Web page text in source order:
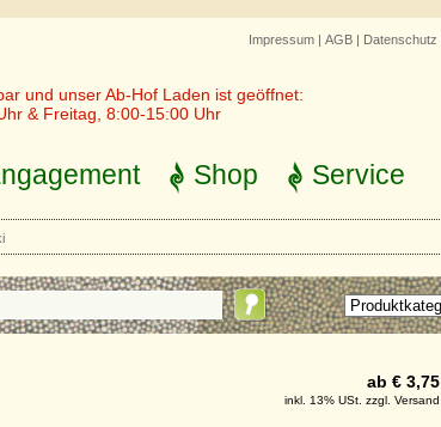
Impressum | AGB | Datenschutz
und unser Ab-Hof Laden ist geöffnet:
& Freitag, 8:00-15:00 Uhr
Shop Service
ab € 3,75
inkl. 13% USt. zzgl. Versand